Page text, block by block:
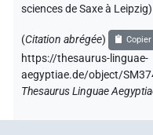
sciences de Saxe à
(Citation abrégée)
https://thesaurus-linguae-
aegyptiae.de/object/
Thesaurus Linguae